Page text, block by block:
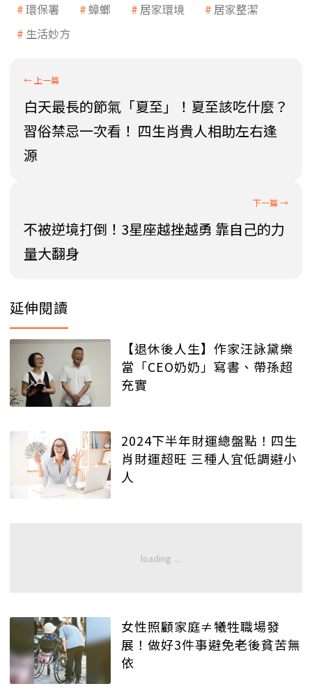
環保署 蟑螂 居家環境
居家整潔
生活妙方
白天最長的節氣「夏至」！夏至該吃什麼？
習俗禁忌一次看！ 四生肖貴人相助左右逢
源
不被逆境打倒！3星座越挫越勇 靠自己的力
量大翻身
延伸閱讀
【退休後人生】作家汪詠黛樂
當「CEO奶奶」寫書、帶孫超
充實
2024下半年財運總盤點！四生
肖財運超旺 三種人宜低調避小
人
女性照顧家庭≠犧牲職場發
展！做好3件事避免老後貧苦無
依